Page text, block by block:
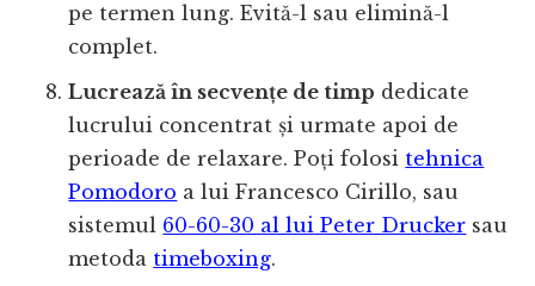
pe termen lung. Evită-l sau elimină-l
complet.
Lucrează în secvențe de timp dedicate
lucrului concentrat și urmate apoi de
perioade de relaxare. Poți folosi tehnica
Pomodoro a lui Francesco Cirillo, sau
sistemul 60-60-30 al lui Peter Drucker sau
metoda timeboxing.